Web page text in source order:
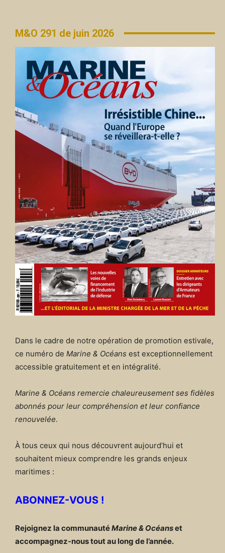
M&O 291 de juin 2026
Dans le cadre de notre opération de promotion estivale,
ce numéro de Marine & Océans est exceptionnellement
accessible gratuitement et en intégralité.
Marine & Océans remercie chaleureusement ses fidèles
abonnés pour leur compréhension et leur confiance
renouvelée.
À tous ceux qui nous découvrent aujourd’hui et
souhaitent mieux comprendre les grands enjeux
maritimes :
ABONNEZ-VOUS !
Rejoignez la communautéMarine & Océanset
accompagnez-nous tout au long de l’année.